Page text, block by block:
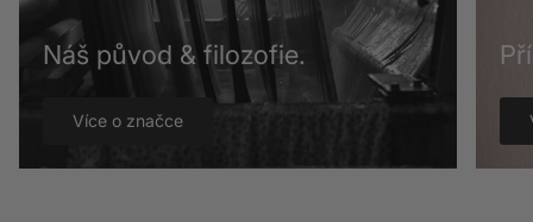
Náš původ & filozofie.
Více o značce